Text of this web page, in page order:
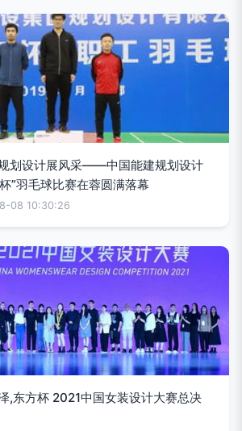
划设计展风采——中国能建规划设计
”羽毛球比赛在蓉圆满落幕
08 10:30:26
,东方杯 2021中国女装设计大赛总决